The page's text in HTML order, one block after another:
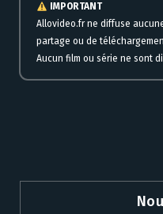
IMPORTANT
Allovideo.fr ne diffuse
partage ou de
Aucun film ou série ne sont